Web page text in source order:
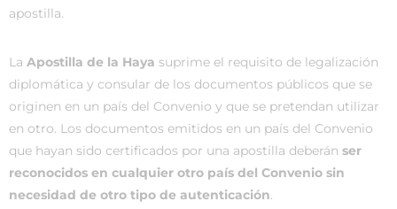
apostilla.
La Apostilla de la Haya suprime el requisito de legalización
diplomática y consular de los documentos públicos que se
originen en un país del Convenio y que se pretendan utilizar
en otro. Los documentos emitidos en un país del Convenio
que hayan sido certificados por una apostilla deberán ser
reconocidos en cualquier otro país del Convenio sin
necesidad de otro tipo de autenticación.